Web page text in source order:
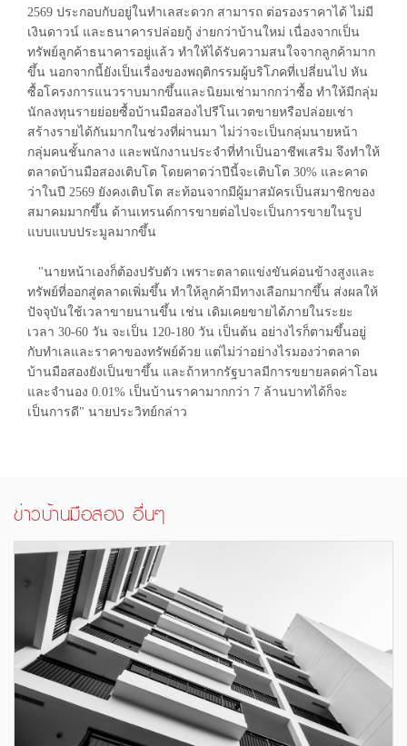
2569 ประกอบกับอยู่ในทำเลสะดวก สามารถ ต่อรองราคาได้ ไม่มี
เงินดาวน์ และธนาคารปล่อยกู้ ง่ายกว่าบ้านใหม่ เนื่องจากเป็น
ทรัพย์ลูกค้าธนาคารอยู่แล้ว ทำให้ได้รับความสนใจจากลูกค้ามาก
ขึ้น นอกจากนี้ยังเป็นเรื่องของพฤติกรรมผู้บริโภคที่เปลี่ยนไป หัน
ซื้อโครงการแนวราบมากขึ้นและนิยมเช่ามากกว่าซื้อ ทำให้มีกลุ่ม
นักลงทุนรายย่อยซื้อบ้านมือสองไปรีโนเวตขายหรือปล่อยเช่า
สร้างรายได้กันมากในช่วงที่ผ่านมา ไม่ว่าจะเป็นกลุ่มนายหน้า
กลุ่มคนชั้นกลาง และพนักงานประจำที่ทำเป็นอาชีพเสริม จึงทำให้
ตลาดบ้านมือสองเติบโต โดยคาดว่าปีนี้จะเติบโต 30% และคาด
ว่าในปี 2569 ยังคงเติบโต สะท้อนจากมีผู้มาสมัครเป็นสมาชิกของ
สมาคมมากขึ้น ด้านเทรนด์การขายต่อไปจะเป็นการขายในรูป
แบบแบบประมูลมากขึ้น
"นายหน้าเองก็ต้องปรับตัว เพราะตลาดแข่งขันค่อนข้างสูงและ
ทรัพย์ที่ออกสู่ตลาดเพิ่มขึ้น ทำให้ลูกค้ามีทางเลือกมากขึ้น ส่งผลให้
ปัจจุบันใช้เวลาขายนานขึ้น เช่น เดิมเคยขายได้ภายในระยะ
เวลา 30-60 วัน จะเป็น 120-180 วัน เป็นต้น อย่างไรก็ตามขึ้นอยู่
กับทำเลและราคาของทรัพย์ด้วย แต่ไม่ว่าอย่างไรมองว่าตลาด
บ้านมือสองยังเป็นขาขึ้น และถ้าหากรัฐบาลมีการขยายลดค่าโอน
และจำนอง 0.01% เป็นบ้านราคามากกว่า 7 ล้านบาทได้ก็จะ
เป็นการดี" นายประวิทย์กล่าว
ข่าวบ้านมือสอง อื่นๆ